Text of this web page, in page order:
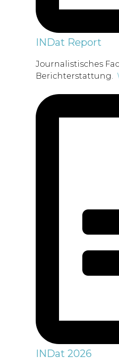
INDat Report
Journalistisches
Berichterstattung.
INDat 2026